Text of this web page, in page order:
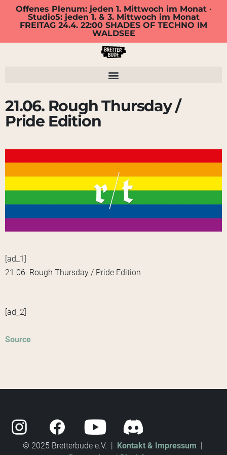
Offenes Plenum: jeden 1. Mittwoch im Monat ·
Studio5: jeden 1. & 3. Mittwoch im Monat
FREITAG 24.4. 22:00 SHADES OF TECHNO IM
WALDSEE
21.06. Rough Thursday /
Pride Edition
[ad_1]
21.06. Rough Thursday / Pride Edition
[ad_2]
Source
© 2025 Bretterbude e.V. | Kontakt & Impressum |